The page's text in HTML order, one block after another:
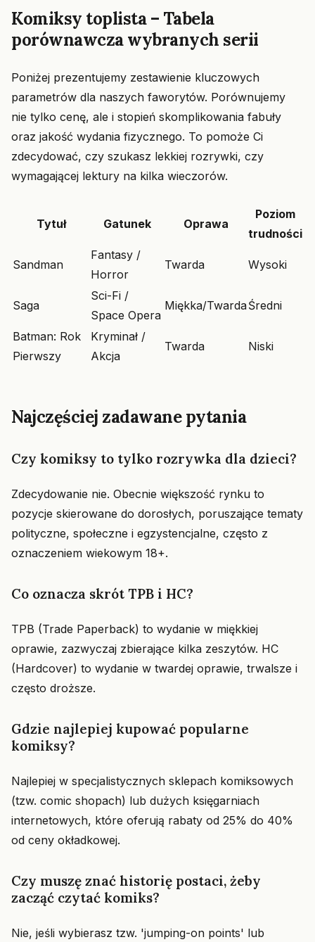
Komiksy toplista – Tabela
porównawcza wybranych serii
Poniżej prezentujemy zestawienie kluczowych
parametrów dla naszych faworytów. Porównujemy
nie tylko cenę, ale i stopień skomplikowania fabuły
oraz jakość wydania fizycznego. To pomoże Ci
zdecydować, czy szukasz lekkiej rozrywki, czy
wymagającej lektury na kilka wieczorów.
Tytuł Gatunek Oprawa
Poziom
trudności
Sandman
Fantasy /
Horror
Twarda Wysoki
Saga
Sci-Fi /
Space Opera
Miękka/TwardaŚredni
Batman: Rok
Pierwszy
Kryminał /
Akcja
Twarda Niski
Najczęściej zadawane pytania
Czy komiksy to tylko rozrywka dla dzieci?
Zdecydowanie nie. Obecnie większość rynku to
pozycje skierowane do dorosłych, poruszające tematy
polityczne, społeczne i egzystencjalne, często z
oznaczeniem wiekowym 18+.
Co oznacza skrót TPB i HC?
TPB (Trade Paperback) to wydanie w miękkiej
oprawie, zazwyczaj zbierające kilka zeszytów. HC
(Hardcover) to wydanie w twardej oprawie, trwalsze i
często droższe.
Gdzie najlepiej kupować popularne
komiksy?
Najlepiej w specjalistycznych sklepach komiksowych
(tzw. comic shopach) lub dużych księgarniach
internetowych, które oferują rabaty od 25% do 40%
od ceny okładkowej.
Czy muszę znać historię postaci, żeby
zacząć czytać komiks?
Nie, jeśli wybierasz tzw. 'jumping-on points' lub